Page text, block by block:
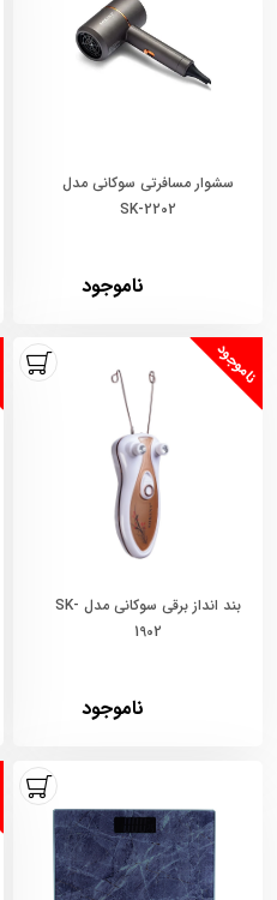
سشوار مسافرتی سوکانی مدل
SK-2202
ناموجود
ناموجود
بند انداز برقی سوکانی مدل SK-
1902
ناموجود